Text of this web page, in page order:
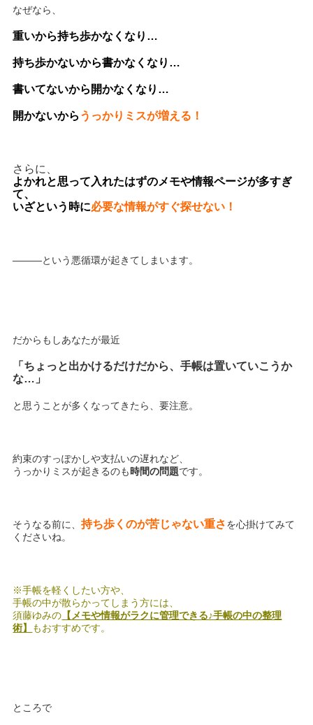
なぜなら、
重いから持ち歩かなくなり…
持ち歩かないから書かなくなり…
書いてないから開かなくなり…
開かないから うっかりミスが増える！
さらに、
よかれと思って入れたはずのメモや情報ページが多すぎ
て、
いざという時に必要な情報がすぐ探せない！
―――という悪循環が起きてしまいます。
だからもしあなたが最近
「ちょっと出かけるだけだから、手帳は置いていこうか
な…」
と思うことが多くなってきたら、要注意。
約束のすっぽかしや支払いの遅れなど、
うっかりミスが起きるのも時間の問題です。
そうなる前に、持ち歩くのが苦じゃない重さを心掛けてみて
くださいね。
※手帳を軽くしたい方や、
手帳の中が散らかってしまう方には、
須藤ゆみの 【メモや情報がラクに管理できる♪手帳の中の整理
術】 もおすすめです。
ところで